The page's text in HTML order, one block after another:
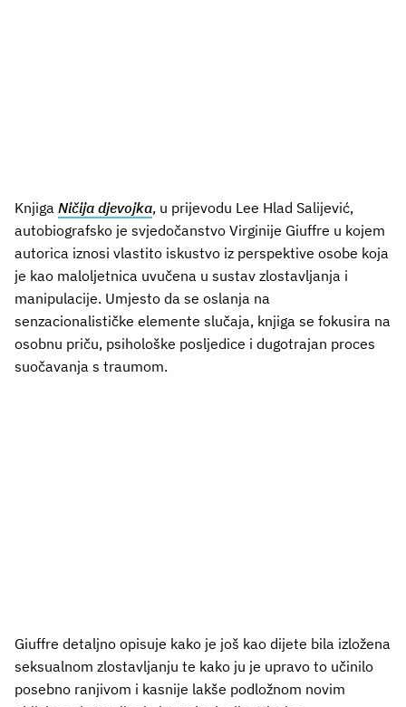
Knjiga Ničija djevojka, u prijevodu Lee Hlad Salijević,
autobiografsko je svjedočanstvo Virginije Giuffre u kojem
autorica iznosi vlastito iskustvo iz perspektive osobe koja
je kao maloljetnica uvučena u sustav zlostavljanja i
manipulacije. Umjesto da se oslanja na
senzacionalističke elemente slučaja, knjiga se fokusira na
osobnu priču, psihološke posljedice i dugotrajan proces
suočavanja s traumom.
Giuffre detaljno opisuje kako je još kao dijete bila izložena
seksualnom zlostavljanju te kako ju je upravo to učinilo
posebno ranjivom i kasnije lakše podložnom novim